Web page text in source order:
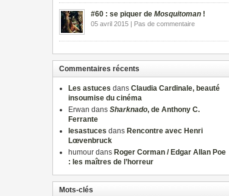
#60 : se piquer de Mosquitoman !
05 avril 2015 | Pas de commentaire
Commentaires récents
Les astuces dans Claudia Cardinale, beauté
insoumise du cinéma
Erwan dans Sharknado, de Anthony C.
Ferrante
lesastuces dans Rencontre avec Henri
Lœvenbruck
humour dans Roger Corman / Edgar Allan Poe
: les maîtres de l’horreur
Mots-clés